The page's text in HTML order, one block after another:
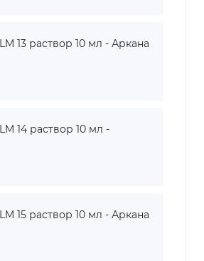
13 раствор 10 мл - Аркана
14 раствор 10 мл -
15 раствор 10 мл - Аркана